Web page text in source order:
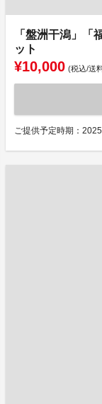
「盤洲干潟」「
ット
¥10,000 (税込/送
ご提供予定時期：